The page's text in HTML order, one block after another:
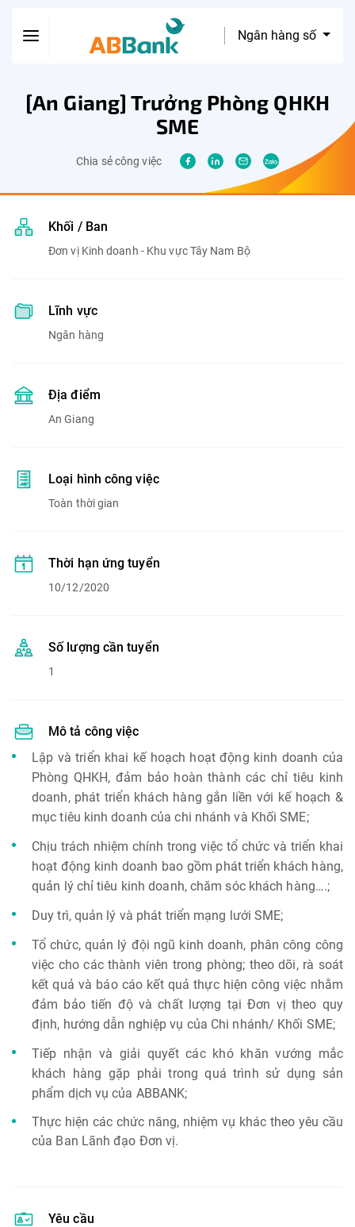
Ngân hàng số
[An Giang] Trưởng Phòng QHKH
SME
Chia sẻ công việc
Khối / Ban
Đơn vị Kinh doanh - Khu vực Tây Nam Bộ
Lĩnh vực
Ngân hàng
Địa điểm
An Giang
Loại hình công việc
Toàn thời gian
Thời hạn ứng tuyển
10/12/2020
Số lượng cần tuyển
1
Mô tả công việc
Lập và triển khai kế hoạch hoạt động kinh doanh của
Phòng QHKH, đảm bảo hoàn thành các chỉ tiêu kinh
doanh, phát triển khách hàng gắn liền với kế hoạch &
mục tiêu kinh doanh của chi nhánh và Khối SME;
Chịu trách nhiệm chính trong việc tổ chức và triển khai
hoạt động kinh doanh bao gồm phát triển khách hàng,
quản lý chỉ tiêu kinh doanh, chăm sóc khách hàng….;
Duy trì, quản lý và phát triển mạng lưới SME;
Tổ chức, quản lý đội ngũ kinh doanh, phân công công
việc cho các thành viên trong phòng; theo dõi, rà soát
kết quả và báo cáo kết quả thực hiện công việc nhằm
đảm bảo tiến độ và chất lượng tại Đơn vị theo quy
định, hướng dẫn nghiệp vụ của Chi nhánh/ Khối SME;
Tiếp nhận và giải quyết các khó khăn vướng mắc
khách hàng gặp phải trong quá trình sử dụng sản
phẩm dịch vụ của ABBANK;
Thực hiện các chức năng, nhiệm vụ khác theo yêu cầu
của Ban Lãnh đạo Đơn vị.
Yêu cầu